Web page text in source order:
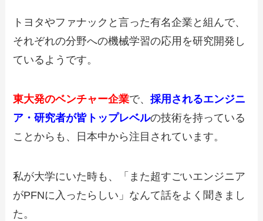
トヨタやファナックと言った有名企業と組んで、
それぞれの分野への機械学習の応用を研究開発し
ているようです。
東大発のベンチャー企業で、採用されるエンジニ
ア・研究者が皆トップレベルの技術を持っている
ことからも、日本中から注目されています。
私が大学にいた時も、「また超すごいエンジニア
がPFNに入ったらしい」なんて話をよく聞きまし
た。